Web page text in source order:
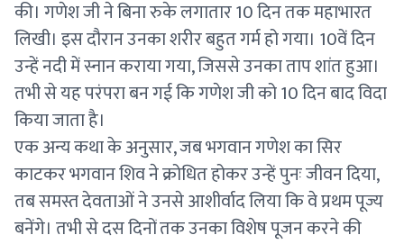
की। गणेश जी ने बिना रुके लगातार 10 दिन तक महाभारत
लिखी। इस दौरान उनका शरीर बहुत गर्म हो गया। 10वें दिन
उन्हें नदी में स्नान कराया गया, जिससे उनका ताप शांत हुआ।
तभी से यह परंपरा बन गई कि गणेश जी को 10 दिन बाद विदा
किया जाता है।
एक अन्य कथा के अनुसार, जब भगवान गणेश का सिर
काटकर भगवान शिव ने क्रोधित होकर उन्हें पुनः जीवन दिया,
तब समस्त देवताओं ने उनसे आशीर्वाद लिया कि वे प्रथम पूज्य
बनेंगे। तभी से दस दिनों तक उनका विशेष पूजन करने की